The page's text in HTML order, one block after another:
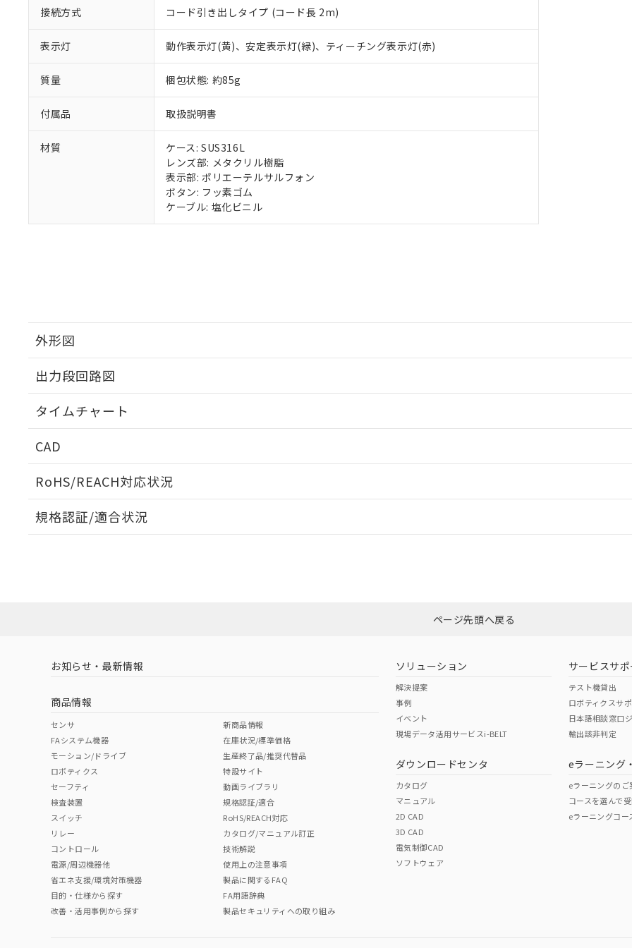
接続方式 コード引き出しタイプ (コード長 2m)
表示灯 動作表示灯(黄)、安定表示灯(緑)、ティーチング表示灯(赤)
質量 梱包状態: 約85g
付属品 取扱説明書
材質
ケース: SUS316L
レンズ部: メタクリル樹脂
表示部: ポリエーテルサルフォン
ボタン: フッ素ゴム
ケーブル: 塩化ビニル
外形図
出力段回路図
タイムチャート
CAD
RoHS/REACH対応状況
EU RoHS 注意事項・凡例
ダウンロードはこちら
中国 RoHS 注意事項・凡例
中国 RoHS表
Pb Hg Cr(VI)
"対応済み"や非含有の記載がされた商品であっても、流通在庫等で未対応品が混在する可能性があります。
非含有品が必要な際は、弊社営業部門もしくは販売店へお問い合わせください。
規格認証/適合状況
（イギリス
（ノルウェー
（日本
（アメリカ
この製品の規格認証/適合
その他の認証はこちらのページからご
ページ先頭へ戻る
お知らせ・最新情報
商品情報
センサ
FAシステム機器
モーション/ドライブ
ロボティクス
セーフティ
検査装置
スイッチ
リレー
コントロール
電源/周辺機器他
省エネ支援/環境対策機器
目的・仕様から探す
改善・活用事例から探す
新商品情報
在庫状況/標準価格
生産終了品/推奨代替品
特設サイト
動画ライブラリ
規格認証/適合
RoHS/REACH対応
カタログ/マニュアル訂正
技術解説
使用上の注意事項
製品に関するFAQ
FA用語辞典
製品セキュリティへの取り組み
ソリューション
解決提案
事例
イベント
現場データ活用サービスi-BELT
ダウンロードセンタ
カタログ
マニュアル
2D CAD
3D CAD
電気制御CAD
ソフトウェア
サービスサポ
テスト機貸出
ロボティクスサ
日本語相談窓口
輸出該非判定
eラーニング
eラーニングのご
コースを選んで
eラーニングコー